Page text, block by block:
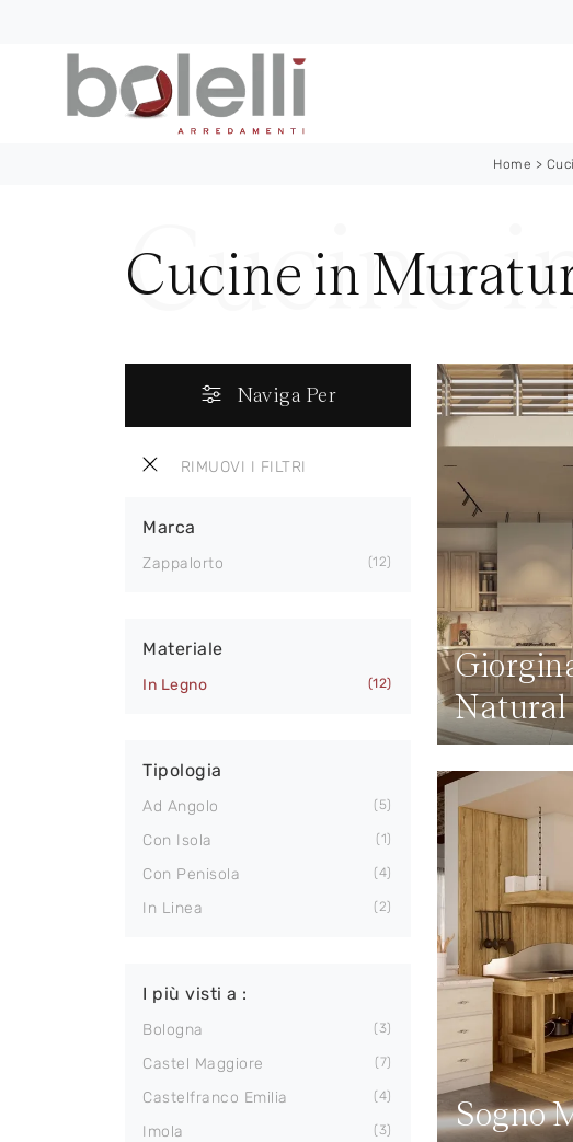
Home >
Cucine in
Naviga Per
RIMUOVI I FILTRI
Marca
Zappalorto 12
Materiale
In Legno 12
Tipologia
Ad Angolo 5
Con Isola 1
Con Penisola 4
In Linea 2
I più visti a :
Bologna 3
Castel Maggiore 7
Castelfranco Emilia 4
Imola 3
Natural
Sogno